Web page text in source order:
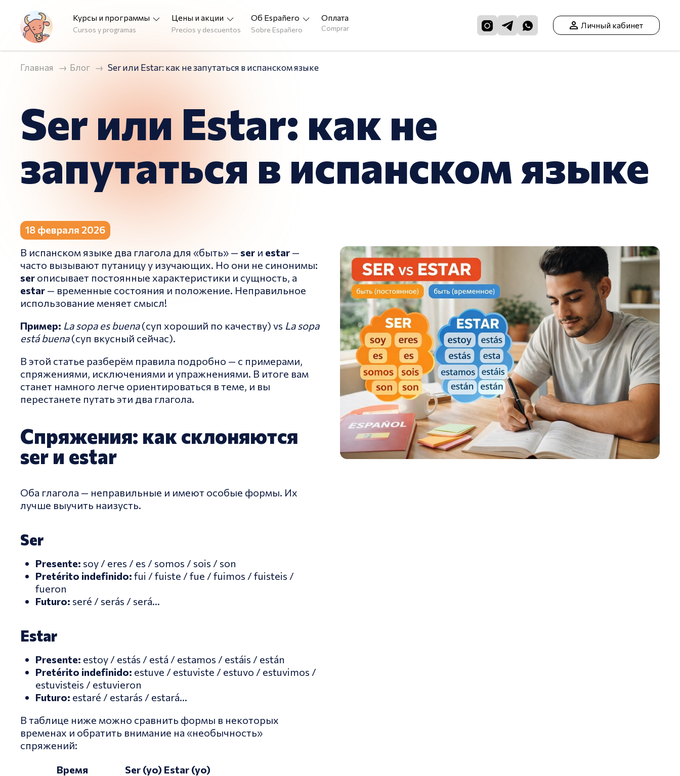
Курсы и программы
Cursos y programas
Цены и акции
Precios y descuentos
Об Españero
Sobre Españero
Оплата
Comprar Личный кабинет
Главная Блог Ser или Estar: как не запутаться в испанском языке
Ser или Estar: как не
запутаться в испанском языке
18 февраля 2026
В испанском языке два глагола для «быть» — ser и estar —
часто вызывают путаницу у изучающих. Но они не синонимы:
ser описывает постоянные характеристики и сущность, а
estar — временные состояния и положение. Неправильное
использование меняет смысл!
Пример: La sopa es buena(суп хороший по качеству) vs La sopa
está buena(суп вкусный сейчас).
В этой статье разберём правила подробно — с примерами,
спряжениями, исключениями и упражнениями. В итоге вам
станет намного легче ориентироваться в теме, и вы
перестанете путать эти два глагола.
Спряжения: как склоняются
ser и estar
Оба глагола — неправильные и имеют особые формы. Их
лучше выучить наизусть.
Ser
Presente: soy / eres / es / somos / sois / son
Pretérito indefinido: fui / fuiste / fue / fuimos / fuisteis /
fueron
Futuro: seré / serás / será...
Estar
Presente: estoy / estás / está / estamos / estáis / están
Pretérito indefinido: estuve / estuviste / estuvo / estuvimos /
estuvisteis / estuvieron
Futuro: estaré / estarás / estará...
В таблице ниже можно сравнить формы в некоторых
временах и обратить внимание на «необычность»
спряжений:
Время
Ser (yo) Estar (yo)